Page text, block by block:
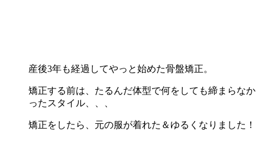
産後3年も経過してやっと始めた骨盤矯正。
矯正する前は、たるんだ体型で何をしても締まらなか
ったスタイル、、、
矯正をしたら、元の服が着れた＆ゆるくなりました！